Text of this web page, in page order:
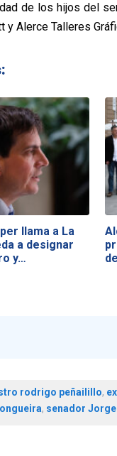
de los hijos del
Alerce Talleres
llama a La
a designar
y…
rodrigo peñailillo,
, senador